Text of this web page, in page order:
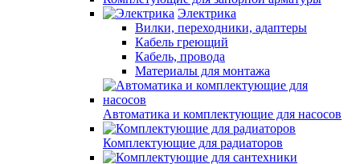
Электрика
Вилки, переходники, адаптеры
Кабель греющий
Кабель, провода
Материалы для монтажа
Автоматика и комплектующие для насосов
Комплектующие для радиаторов